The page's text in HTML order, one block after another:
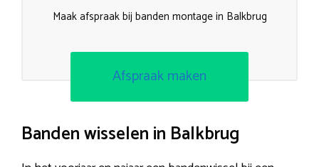
Maak afspraak bij banden montage in Balkbrug
Afspraak maken
Banden wisselen in Balkbrug